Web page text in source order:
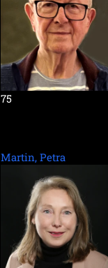
75
Martin, Petra